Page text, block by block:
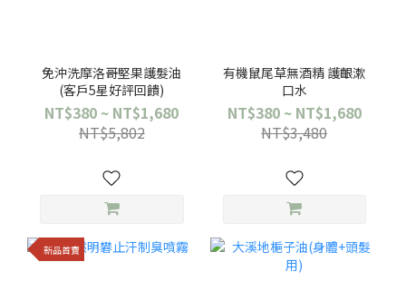
免沖洗摩洛哥堅果護髮油
(客戶5星好評回饋)
NT$380 ~ NT$1,680
NT$5,802
有機鼠尾草無酒精 護齦漱
口水
NT$380 ~ NT$1,680
NT$3,480
新品首賣